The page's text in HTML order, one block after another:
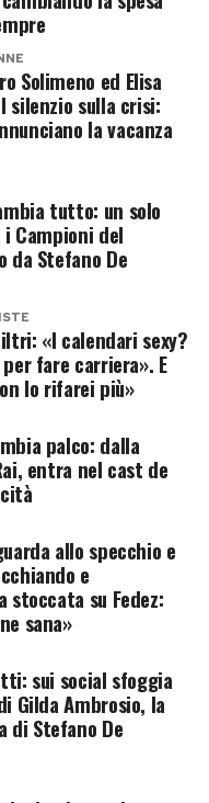
goccia di glassa di
Modena o una
prima di
in modo da
lo zucchero in
insieme al miele
a fuoco dolce
per evitare la
il caramello
dorato, si
tostati
legno. Il
di carta da forno
neutro,
il dorso di un
e
di circa mezzo
a
minuti. Prima
si consiglia di
per ricavare
Solimeno ed Elisa
silenzio sulla crisi:
la vacanza
tutto: un solo
Campioni del
da Stefano De
«I calendari sexy?
fare carriera». E
lo rifarei più»
palco: dalla
entra nel cast de
allo specchio e
e
stoccata su Fedez:
sana»
sui social sfoggia
Gilda Ambrosio, la
di Stefano De